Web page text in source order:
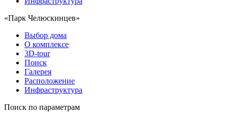
«Парк Челюскинцев»
Выбор дома
О комплексе
3D-tour
Поиск
Галерея
Расположение
Инфраструктура
Поиск по параметрам